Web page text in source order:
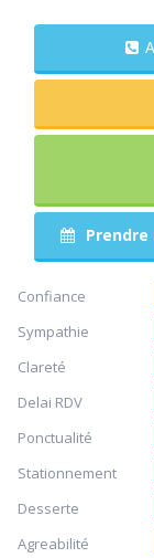
Confiance
Sympathie
Clareté
Delai RDV
Ponctualité
Stationnement
Desserte
Agreabilité